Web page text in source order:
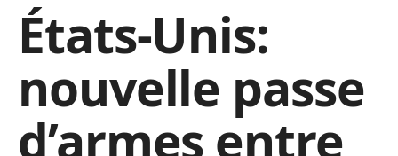
États-Unis:
nouvelle passe
d’armes entre